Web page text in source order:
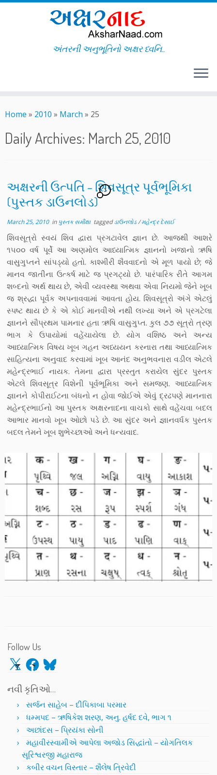
to
અંતરની અનુભૂતિનો અક્ષર ધ્વનિ..
Home » 2010 » March » 25
Daily Archives: March 25, 2010
અક્ષરની ઉત્પતિ – શિવસૂત્ર પૂર્વભૂમિકા
(પુસ્તક ડાઉનલોડ)
3
March 25, 2010in પુસ્તક સમીક્ષા taggedડાઉનલોડ/મહેન્દ્ર દેસાઈ
શિવસૂત્રો સ્વયં શિવ દ્વારા પ્રગટાવેલ જ્ઞાન છે. આજથી આશરે
૧૫૦૦ વર્ષ પૂર્વે આ અણમોલ આધ્યાત્મિક જ્ઞાનનો ખજાનો ઋષિ
વાસુગુપ્તને સાંપડ્યો હતો. કાશ્મીરી શૈવવાદનો એ મૂળ પાયો છે; જે
માનવ જાતીના ઉત્કર્ષ માટે જ પ્રગટ્યો છે. પારંપારિક રીતે આગમ
શબ્દનો અર્થ થાય છે, એવી વ્યવસ્થા અથવા એવા નિયમો જેને ખૂબ
જ શ્રદ્ધા પૂર્વક અપનાવવામાં આવતા હોય. શિવસૂત્રો અંગે એટલું
સ્પષ્ટ થાય છે કે એ કોઈ માનવીએ નથી લખ્યા અને એ પ્રગટેલા
જ્ઞાનને સૌપ્રથમ પામનાર હતા ઋષિ વાસુગુપ્ત. કુલ ૭૭ સૂત્રો ત્રણ
ભાગ કે ઉપાયોમાં વહેંચાયેલા છે. યોગ વશિષ્ઠ અને અન્ય
આધ્યાત્મિક વિષય ખૂબ ગહન અધ્યયન કરનારા તથા આધ્યાત્મિક
સાહિત્યના અનુવાદ કરવામાં ખૂબ આનંદ અનુભવનારા વડીલ એટલે
મહેન્દ્રભાઈ નાયક. તેમના દ્વારા પ્રસ્તુત કરાયેલ સુંદર પુસ્તક
એટલે શિવસૂત્ર વિશેની પૂર્વભૂમિકા અને સમજણ. આધ્યાત્મિક
જ્ઞાનને કોપીરાઈટના બંધનો ન હોવા જોઈએ એવું દ્રઢપણે માનનારા
મહેન્દ્રભાઈનો આ પુસ્તક અક્ષરનાદના વાચકો સાથે વહેંચવા બદલ
આભાર માનવો ખૂબ ઓછો પડે છે. આ સુંદર અને જ્ઞાનવર્ધક પુસ્તક
બદલ તેમને ખૂબ શુભેચ્છાઓ અને ધન્યવાદ.
Follow Us
X Facebook
Bluesky
નવી કૃતિઓ…
સર્જન સાહેબ – દીપિકાબા પરમાર
ધમ્મપદ – ઋષિકેશ શરણ, અનુ. હર્ષદ દવે, ભાગ ૧
અછાંદસ – પ્રિયંકા સોની
મહાવીરસ્વામીએ આપેલા અજોડ સિદ્ધાંતો – યોગતિલક
સૂરિશ્વરજી મહારાજ
કબીર વચન વિસ્તાર – શૈલેષ ત્રિવેદી